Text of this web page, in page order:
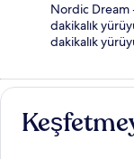
Nordic Dream
dakikalık
dakikalık